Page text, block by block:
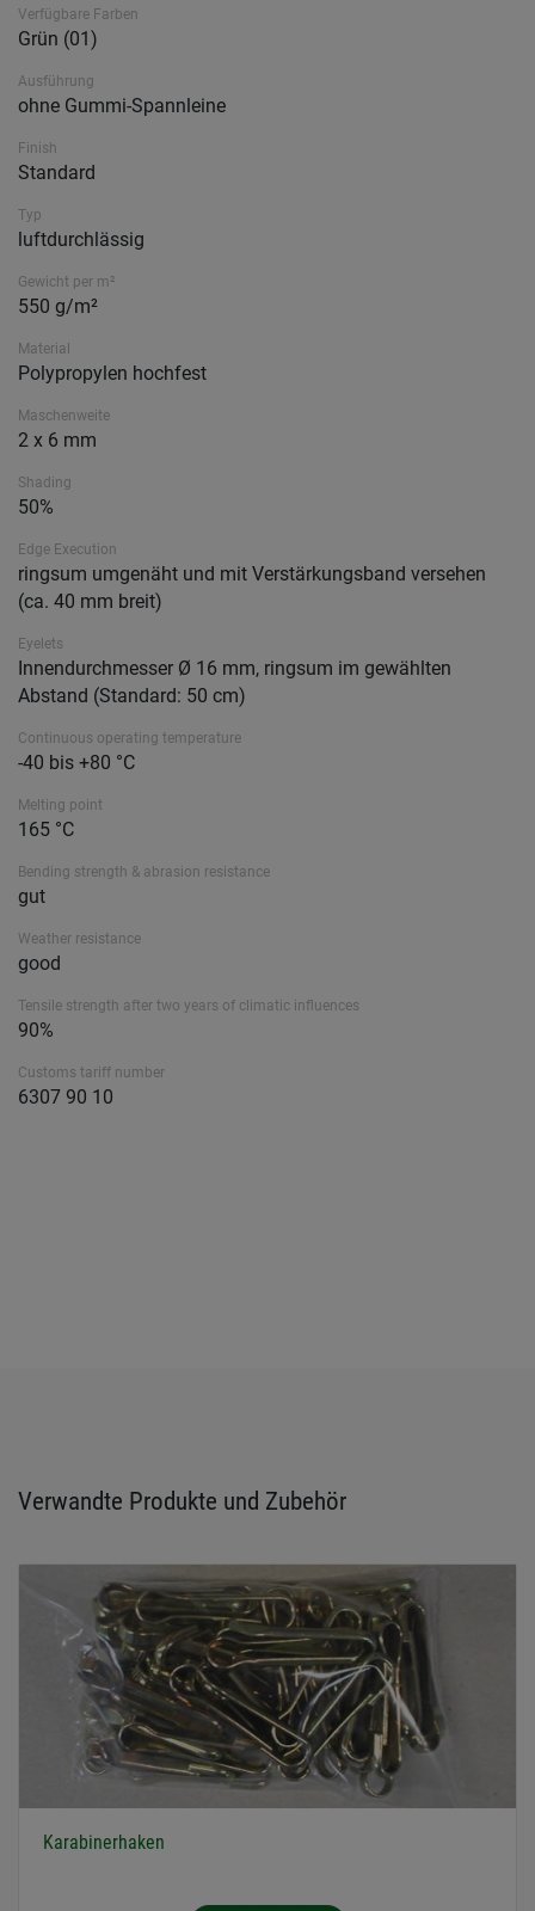
Verfügbare Farben
Grün (01)
Ausführung
ohne Gummi-Spannleine
Finish
Standard
Typ
luftdurchlässig
Gewicht per m²
550 g/m²
Material
Polypropylen hochfest
Maschenweite
2 x 6 mm
Shading
50%
Edge Execution
ringsum umgenäht und mit Verstärkungsband versehen
(ca. 40 mm breit)
Eyelets
Innendurchmesser Ø 16 mm, ringsum im gewählten
Abstand (Standard: 50 cm)
Continuous operating temperature
-40 bis +80 °C
Melting point
165 °C
Bending strength & abrasion resistance
gut
Weather resistance
good
Tensile strength after two years of climatic influences
90%
Customs tariff number
6307 90 10
Verwandte Produkte und Zubehör
Karabinerhaken